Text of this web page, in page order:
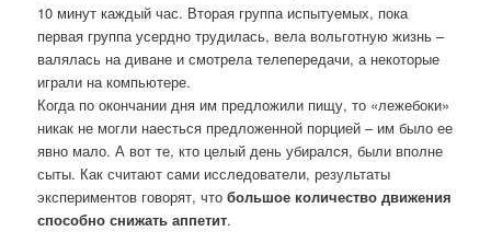
10 минут каждый час. Вторая группа испытуемых, пока
первая группа усердно трудилась, вела вольготную жизнь –
валялась на диване и смотрела телепередачи, а некоторые
играли на компьютере.
Когда по окончании дня им предложили пищу, то «лежебоки»
никак не могли наесться предложенной порцией – им было ее
явно мало. А вот те, кто целый день убирался, были вполне
сыты. Как считают сами исследователи, результаты
экспериментов говорят, чтобольшое количество движения
способно снижать аппетит.